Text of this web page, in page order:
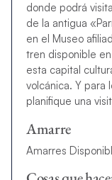
donde podrá
de la antigua
en el Museo
tren disponible
esta capital
volcánica. Y para
planifique una
Amarre
Amarres